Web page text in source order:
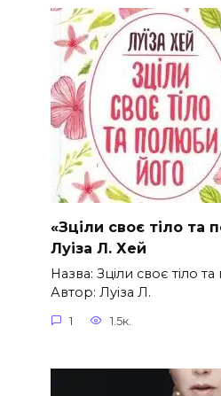
«Зціли своє тіло та
Луіза Л. Хей
Назва: Зціли своє тіло
Автор: Луіза Л.
1 1.5к.